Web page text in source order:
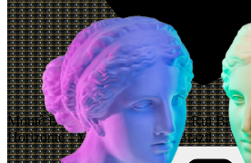
Montê Bar - Restaurante, Praça Rui
Horizonte - MG, 30160-000, Brazil